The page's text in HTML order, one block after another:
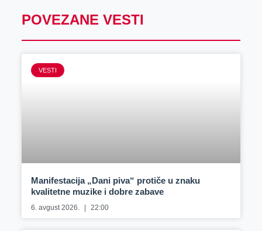
POVEZANE VESTI
VESTI
Manifestacija „Dani piva“ protiče u znaku
kvalitetne muzike i dobre zabave
6. avgust 2026. 22:00